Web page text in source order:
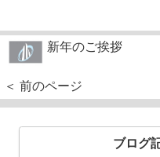
新年のご挨拶
＜ 前のページ
ブログ